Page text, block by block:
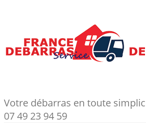
Votre débarras en toute
07 49 23 94 59